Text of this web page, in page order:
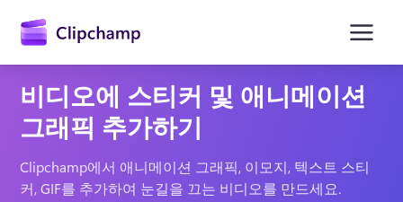
로
비디오에 스티커 및 애니메이션
그래픽 추가하기
Clipchamp에서 애니메이션 그래픽, 이모지, 텍스트 스티
커, GIF를 추가하여 눈길을 끄는 비디오를 만드세요.